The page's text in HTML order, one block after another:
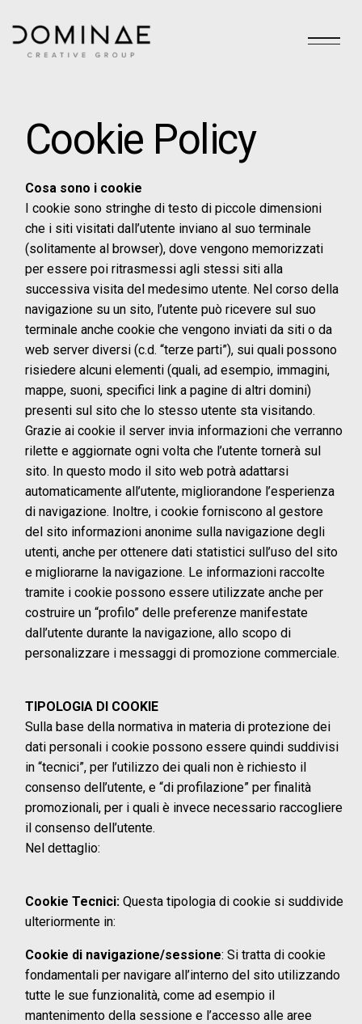
Cookie Policy
Cosa sono i cookie
I cookie sono stringhe di testo di piccole dimensioni
che i siti visitati dall’utente inviano al suo terminale
(solitamente al browser), dove vengono memorizzati
per essere poi ritrasmessi agli stessi siti alla
successiva visita del medesimo utente. Nel corso della
navigazione su un sito, l’utente può ricevere sul suo
terminale anche cookie che vengono inviati da siti o da
web server diversi (c.d. “terze parti”), sui quali possono
risiedere alcuni elementi (quali, ad esempio, immagini,
mappe, suoni, specifici link a pagine di altri domini)
presenti sul sito che lo stesso utente sta visitando.
Grazie ai cookie il server invia informazioni che verranno
rilette e aggiornate ogni volta che l’utente tornerà sul
sito. In questo modo il sito web potrà adattarsi
automaticamente all’utente, migliorandone l’esperienza
di navigazione. Inoltre, i cookie forniscono al gestore
del sito informazioni anonime sulla navigazione degli
utenti, anche per ottenere dati statistici sull’uso del sito
e migliorarne la navigazione. Le informazioni raccolte
tramite i cookie possono essere utilizzate anche per
costruire un “profilo” delle preferenze manifestate
dall’utente durante la navigazione, allo scopo di
personalizzare i messaggi di promozione commerciale.
TIPOLOGIA DI COOKIE
Sulla base della normativa in materia di protezione dei
dati personali i cookie possono essere quindi suddivisi
in “tecnici”, per l’utilizzo dei quali non è richiesto il
consenso dell’utente, e “di profilazione” per finalità
promozionali, per i quali è invece necessario raccogliere
il consenso dell’utente.
Nel dettaglio:
Cookie Tecnici: Questa tipologia di cookie si suddivide
ulteriormente in:
Cookie di navigazione/sessione: Si tratta di cookie
fondamentali per navigare all’interno del sito utilizzando
tutte le sue funzionalità, come ad esempio il
mantenimento della sessione e l’accesso alle aree